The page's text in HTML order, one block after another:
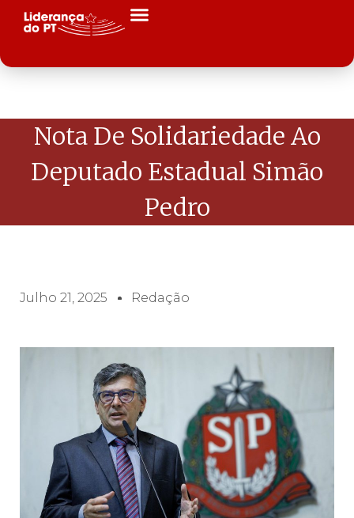
Nota De Solidariedade Ao
Deputado Estadual Simão
Pedro
Julho 21, 2025 Redação